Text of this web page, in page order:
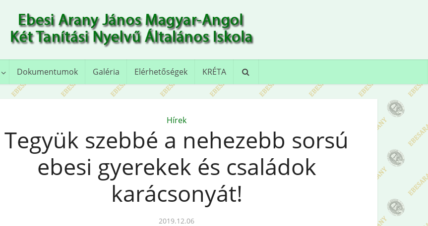
Dokumentumok Galéria Elérhetőségek KRÉTA
Hírek
Tegyük szebbé a nehezebb sorsú
ebesi gyerekek és családok
karácsonyát!
2019.12.06